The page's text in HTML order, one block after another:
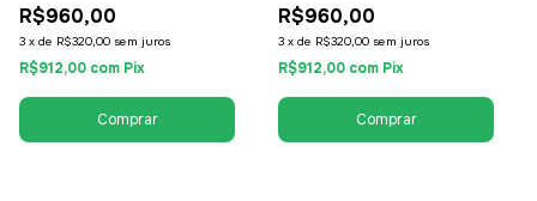
R$960,00
3 x de R$320,00 sem juros
R$912,00 com Pix
R$960,00
3 x de R$320,00 sem juros
R$912,00 com Pix